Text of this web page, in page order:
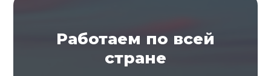
Работаем по всей
стране